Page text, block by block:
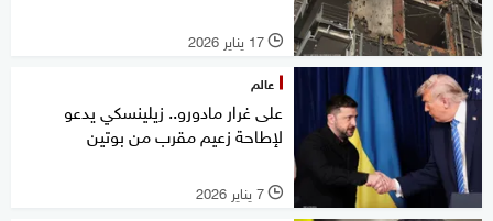
l 17 يناير 2026
عالم
على غرار مادورو.. زيلينسكي يدعو
لإطاحة زعيم مقرب من بوتين
l 7 يناير 2026